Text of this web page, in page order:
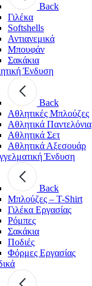
Back
Γιλέκα
Softshells
Αντιανεμικά
Μπουφάν
Σακάκια
Ένδυση
Back
Aθλητικές Μπλούζες
Αθλητικά Παντελόνια
Αθλητικά Σετ
Αθλητικά Αξεσουάρ
Ένδυση
Back
Μπλούζες – T-Shirt
Γιλέκα Εργασίας
Ρόμπες
Σακάκια
Ποδιές
Φόρμες Εργασίας